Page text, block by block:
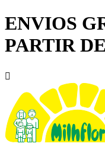
ENVIOS
PARTIR
